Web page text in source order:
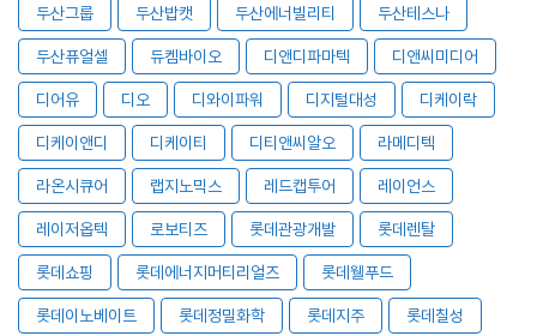
두산그룹 두산밥캣 두산에너빌리티 두산테스나
두산퓨얼셀 듀켐바이오 디앤디파마텍 디앤씨미디어
디어유 디오 디와이파워 디지털대성 디케이락
디케이앤디 디케이티 디티앤씨알오 라메디텍
라온시큐어 랩지노믹스 레드캡투어 레이언스
레이저옵텍 로보티즈 롯데관광개발 롯데렌탈
롯데쇼핑 롯데에너지머티리얼즈 롯데웰푸드
롯데이노베이트 롯데정밀화학 롯데지주 롯데칠성